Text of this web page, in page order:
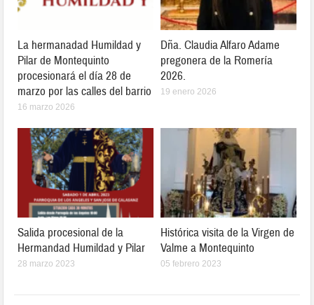
Pilar de Montequinto
procesionará el día 28 de
marzo por las calles del barrio
16 marzo 2026
Dña. Claudia Alfaro Adame
pregonera de la Romería
2026.
19 enero 2026
Salida procesional de la
Hermandad Humildad y Pilar
28 marzo 2023
Histórica visita de la Virgen de
Valme a Montequinto
05 febrero 2023